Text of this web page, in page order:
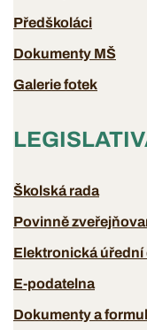
Předškoláci
Dokumenty MŠ
Galerie fotek
Školská rada
Povinně
Elektronická úřední
E-podatelna
Dokumenty a